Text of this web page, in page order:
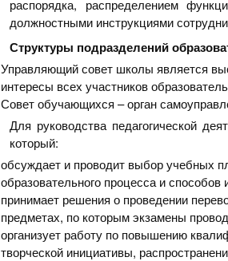
распорядка, распределением
должностными инструкциями
Структуры подразделений
Управляющий совет школы является
интересы всех участников
Совет обучающихся – орган
Для руководства педагогической
который:
обсуждает и проводит выбор учебных
образовательного процесса и способов
принимает решения о проведении
предметах, по которым экзамены
организует работу по повышению
творческой инициативы,